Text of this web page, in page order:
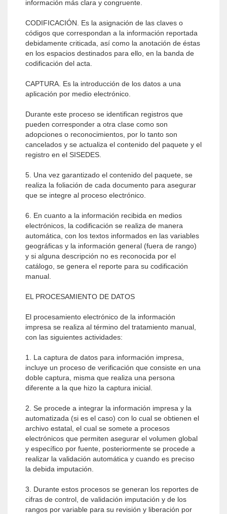
información más clara y congruente.
CODIFICACIÓN. Es la asignación de las claves o
códigos que correspondan a la información reportada
debidamente criticada, así como la anotación de éstas
en los espacios destinados para ello, en la banda de
codificación del acta.
CAPTURA. Es la introducción de los datos a una
aplicación por medio electrónico.
Durante este proceso se identifican registros que
pueden corresponder a otra clase como son
adopciones o reconocimientos, por lo tanto son
cancelados y se actualiza el contenido del paquete y el
registro en el SISEDES.
5. Una vez garantizado el contenido del paquete, se
realiza la foliación de cada documento para asegurar
que se integre al proceso electrónico.
6. En cuanto a la información recibida en medios
electrónicos, la codificación se realiza de manera
automática, con los textos informados en las variables
geográficas y la información general (fuera de rango)
y si alguna descripción no es reconocida por el
catálogo, se genera el reporte para su codificación
manual.
EL PROCESAMIENTO DE DATOS
El procesamiento electrónico de la información
impresa se realiza al término del tratamiento manual,
con las siguientes actividades:
1. La captura de datos para información impresa,
incluye un proceso de verificación que consiste en una
doble captura, misma que realiza una persona
diferente a la que hizo la captura inicial.
2. Se procede a integrar la información impresa y la
automatizada (si es el caso) con lo cual se obtienen el
archivo estatal, el cual se somete a procesos
electrónicos que permiten asegurar el volumen global
y específico por fuente, posteriormente se procede a
realizar la validación automática y cuando es preciso
la debida imputación.
3. Durante estos procesos se generan los reportes de
cifras de control, de validación imputación y de los
rangos por variable para su revisión y liberación por